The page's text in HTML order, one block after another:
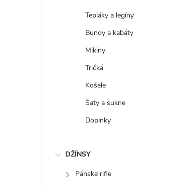
Tepláky a legíny
Bundy a kabáty
Mikiny
Tričká
Košele
Šaty a sukne
Doplnky
DŽÍNSY
Pánske rifle
krátkým rukávem
€31
Skladom